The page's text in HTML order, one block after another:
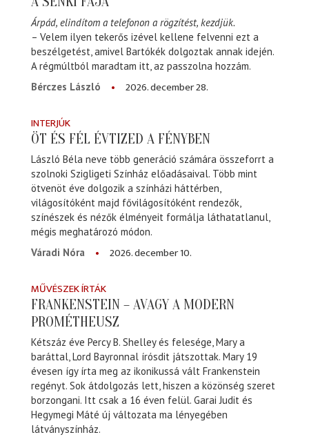
Árpád, elindítom a telefonon a rögzítést, kezdjük.
– Velem ilyen tekerős izével kellene felvenni ezt a
beszélgetést, amivel Bartókék dolgoztak annak idején.
A régmúltból maradtam itt, az passzolna hozzám.
Bérczes László
2026. december 28.
INTERJÚK
ÖT ÉS FÉL ÉVTIZED A FÉNYBEN
László Béla neve több generáció számára összeforrt a
szolnoki Szigligeti Színház előadásaival. Több mint
ötvenöt éve dolgozik a színházi háttérben,
világosítóként majd fővilágosítóként rendezők,
színészek és nézők élményeit formálja láthatatlanul,
mégis meghatározó módon.
Váradi Nóra
2026. december 10.
MŰVÉSZEK ÍRTÁK
FRANKENSTEIN – AVAGY A MODERN
PROMÉTHEUSZ
Kétszáz éve Percy B. Shelley és felesége, Mary a
baráttal, Lord Bayronnal írósdit játszottak. Mary 19
évesen így írta meg az ikonikussá vált Frankenstein
regényt. Sok átdolgozás lett, hiszen a közönség szeret
borzongani. Itt csak a 16 éven felül. Garai Judit és
Hegymegi Máté új változata ma lényegében
látványszínház.